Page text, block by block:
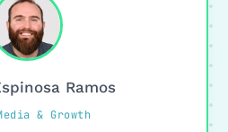
Ramos
& Growth